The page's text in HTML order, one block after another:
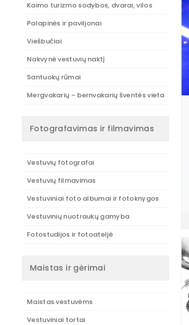
Kaimo turizmo sodybos, dvarai, vilos
Palapinės ir paviljonai
Viešbučiai
Nakvynė vestuvių naktį
Santuokų rūmai
Mergvakarių – bernvakarių šventės vieta
Fotografavimas ir filmavimas
Vestuvių fotografai
Vestuvių filmavimas
Vestuviniai foto albumai ir fotoknygos
Vestuvinių nuotraukų gamyba
Fotostudijos ir fotoateljė
Maistas ir gėrimai
Maistas vestuvėms
Vestuviniai tortai